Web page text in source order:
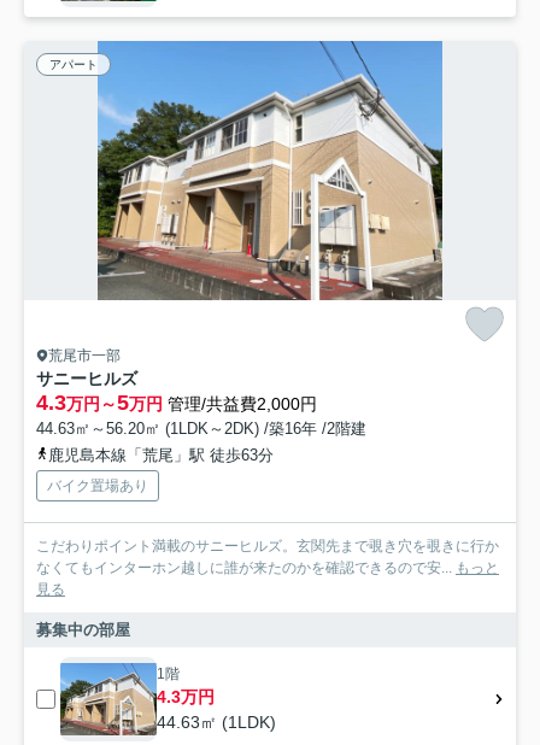
アパート
荒尾市一部
サニーヒルズ
4.3万円～5万円 管理/共益費2,000円
44.63㎡～56.20㎡ (1LDK～2DK) /築16年 /2階建
鹿児島本線「荒尾」駅 徒歩63分
バイク置場あり
こだわりポイント満載のサニーヒルズ。玄関先まで覗き穴を覗きに行か
なくてもインターホン越しに誰が来たのかを確認できるので安... もっと
見る
募集中の部屋
1階
4.3万円
44.63㎡ (1LDK)